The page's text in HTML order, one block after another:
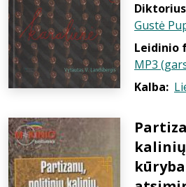
Gustė
Leidinio
MP3
Kalba: